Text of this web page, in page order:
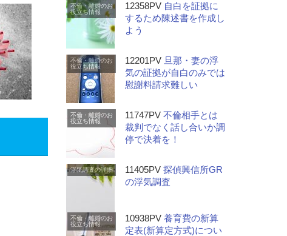
不倫・離婚のお
役立ち情報
12358PV 自白を証拠に
するため陳述書を作成し
よう
不倫・離婚のお
役立ち情報
12201PV 旦那・妻の浮
気の証拠が自白のみでは
慰謝料請求難しい
不倫・離婚のお
役立ち情報
11747PV 不倫相手とは
裁判でなく話し合いか調
停で決着を！
浮気調査の詳細 11405PV 探偵興信所GR
の浮気調査
不倫・離婚のお
役立ち情報
10938PV 養育費の新算
定表(新算定方式)につい